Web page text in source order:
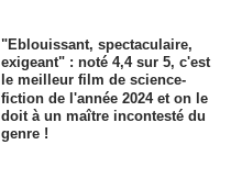
"Eblouissant, spectaculaire,
exigeant" : noté 4,4 sur 5, c'est
le meilleur film de science-
fiction de l'année 2024 et on le
doit à un maître incontesté du
genre !